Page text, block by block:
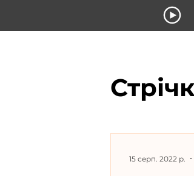
15 серп. 2022 р.